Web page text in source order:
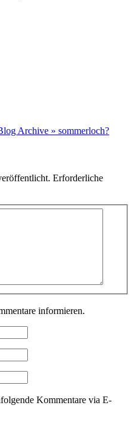
Archive » sommerloch?
Erforderliche
informieren.
Kommentare via E-